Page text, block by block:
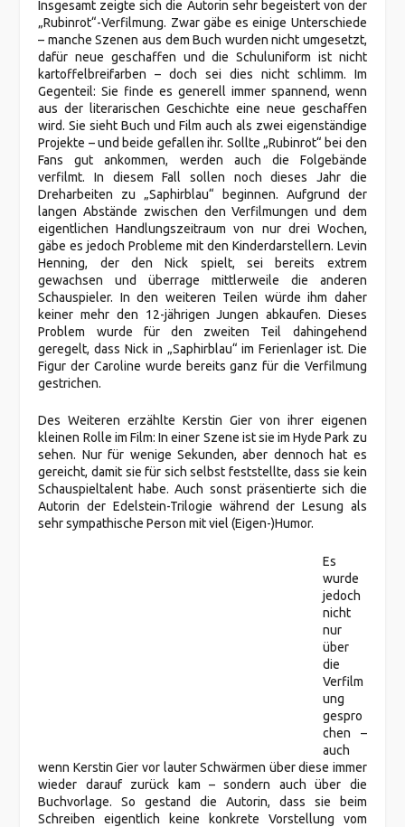
Insgesamt zeigte sich die Autorin sehr begeistert von der
„Rubinrot“-Verfilmung. Zwar gäbe es einige Unterschiede
– manche Szenen aus dem Buch wurden nicht umgesetzt,
dafür neue geschaffen und die Schuluniform ist nicht
kartoffelbreifarben – doch sei dies nicht schlimm. Im
Gegenteil: Sie finde es generell immer spannend, wenn
aus der literarischen Geschichte eine neue geschaffen
wird. Sie sieht Buch und Film auch als zwei eigenständige
Projekte – und beide gefallen ihr. Sollte „Rubinrot“ bei den
Fans gut ankommen, werden auch die Folgebände
verfilmt. In diesem Fall sollen noch dieses Jahr die
Dreharbeiten zu „Saphirblau“ beginnen. Aufgrund der
langen Abstände zwischen den Verfilmungen und dem
eigentlichen Handlungszeitraum von nur drei Wochen,
gäbe es jedoch Probleme mit den Kinderdarstellern. Levin
Henning, der den Nick spielt, sei bereits extrem
gewachsen und überrage mittlerweile die anderen
Schauspieler. In den weiteren Teilen würde ihm daher
keiner mehr den 12-jährigen Jungen abkaufen. Dieses
Problem wurde für den zweiten Teil dahingehend
geregelt, dass Nick in „Saphirblau“ im Ferienlager ist. Die
Figur der Caroline wurde bereits ganz für die Verfilmung
gestrichen.
Des Weiteren erzählte Kerstin Gier von ihrer eigenen
kleinen Rolle im Film: In einer Szene ist sie im Hyde Park zu
sehen. Nur für wenige Sekunden, aber dennoch hat es
gereicht, damit sie für sich selbst feststellte, dass sie kein
Schauspieltalent habe. Auch sonst präsentierte sich die
Autorin der Edelstein-Trilogie während der Lesung als
sehr sympathische Person mit viel (Eigen-)Humor.
Es
wurde
jedoch
nicht
nur
über
die
Verfilm
ung
gespro
chen –
auch
wenn Kerstin Gier vor lauter Schwärmen über diese immer
wieder darauf zurück kam – sondern auch über die
Buchvorlage. So gestand die Autorin, dass sie beim
Schreiben eigentlich keine konkrete Vorstellung vom